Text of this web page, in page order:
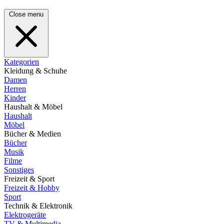
Close menu
Kategorien
Kleidung & Schuhe
Damen
Herren
Kinder
Haushalt & Möbel
Haushalt
Möbel
Bücher & Medien
Bücher
Musik
Filme
Sonstiges
Freizeit & Sport
Freizeit & Hobby
Sport
Technik & Elektronik
Elektrogeräte